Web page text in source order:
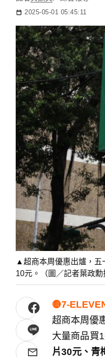
2025-05-01 05:45:11
▲超商本周優惠出爐，五
10元。（圖／記者葉政勳
🟡7-
超商本周優
大量商品買
片30元、青